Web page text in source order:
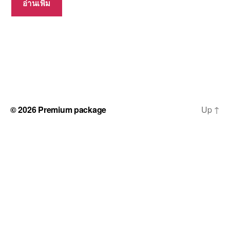
อ่านเพิ่ม
© 2026Premium package Up ↑